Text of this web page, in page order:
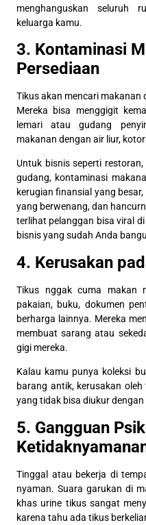
menghanguskan seluruh
keluarga kamu.
3. Kontaminasi
Persediaan
Tikus akan mencari makanan
Mereka bisa menggigit
lemari atau gudang
makanan dengan air liur,
Untuk bisnis seperti
gudang, kontaminasi
kerugian finansial yang
yang berwenang, dan
terlihat pelanggan bisa viral
bisnis yang sudah Anda
4. Kerusakan
Tikus nggak cuma makan
pakaian, buku, dokumen
berharga lainnya. Mereka
membuat sarang atau
gigi mereka.
Kalau kamu punya koleksi
barang antik, kerusakan
yang tidak bisa diukur dengan
5. Gangguan
Tinggal atau bekerja di
nyaman. Suara garukan di
khas urine tikus sangat
karena tahu ada tikus